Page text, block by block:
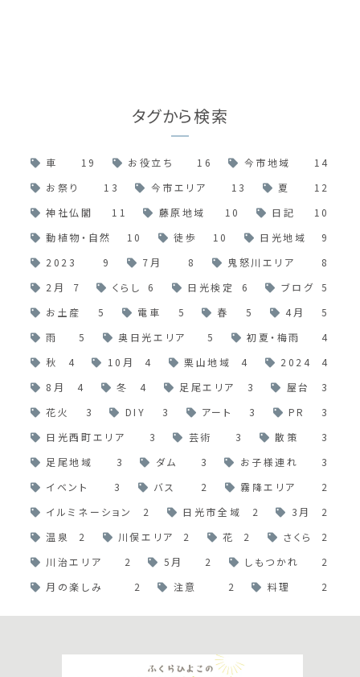
タグから検索
車 19 お役立ち 16 今市地域
14
お祭り
13 今市エリア 13 夏
12
神社仏閣
11 藤原地域 10 日記
10
動植物・自然
10 徒歩 10 日光地域
9
2023
9 7月 8 鬼怒川エリア
8
2月
7 くらし 6 日光検定 6 ブログ
5
お土産
5 電車 5 春 5 4月
5
雨
5 奥日光エリア 5 初夏・梅雨
4
秋
4 10月 4 栗山地域 4 2024
4
8月
4 冬 4 足尾エリア 3 屋台
3
花火
3 DIY 3 アート 3 PR
3
日光西町エリア
3 芸術 3 散策
3
足尾地域
3 ダム 3 お子様連れ
3
イベント
3 バス 2 霧降エリア
2
イルミネーション
2 日光市全域 2 3月
2
温泉
2 川俣エリア 2 花 2 さくら
2
川治エリア
2 5月 2 しもつかれ
2
月の楽しみ
2 注意 2 料理 2